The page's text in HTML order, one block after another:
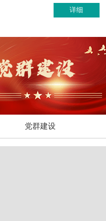
详细
党群建设